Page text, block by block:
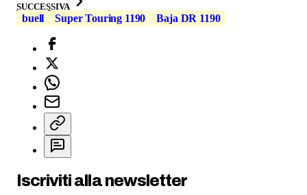
SUCCESSIVA
buell Super Touring 1190 Baja DR 1190
Iscriviti alla newsletter